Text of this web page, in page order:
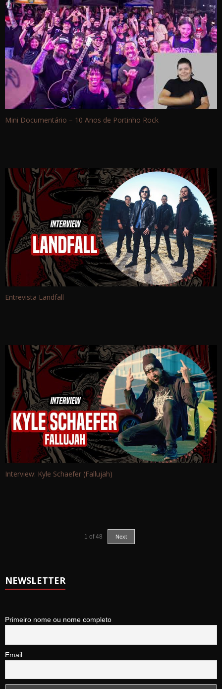
Mini Documentário – 10 Anos de Portinho Rock
Entrevista Landfall
Interview: Kyle Schaefer (Fallujah)
1 of 48 Next
NEWSLETTER
Primeiro nome ou nome completo
Email